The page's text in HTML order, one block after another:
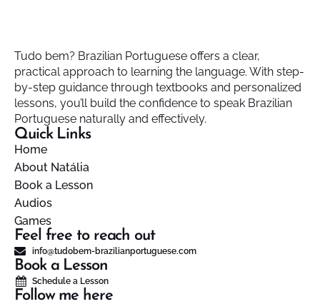
Tudo bem? Brazilian Portuguese offers a clear,
practical approach to learning the language. With step-
by-step guidance through textbooks and personalized
lessons, you’ll build the confidence to speak Brazilian
Portuguese naturally and effectively.
Quick Links
Home
About Natália
Book a Lesson
Audios
Games
Feel free to reach out
info@tudobem-brazilianportuguese.com
Book a Lesson
Schedule a Lesson
Follow me here